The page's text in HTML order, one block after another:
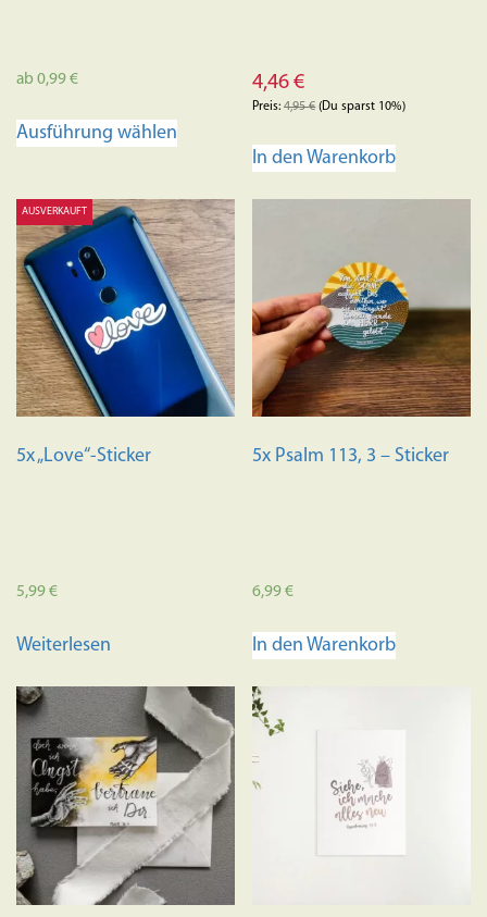
ab 0,99€
Ausführung wählen
Varianten
auf.
Die
Optionen
können
auf
der
Produktseite
4,46€
Preis:4,95€(Du sparst 10%)
In den Warenkorb
AUSVERKAUFT
5x „Love“-Sticker
5,99€
Weiterlesen
5x Psalm 113, 3 – Sticker
6,99€
In den Warenkorb